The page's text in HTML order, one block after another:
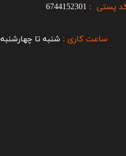
ساعت کاری : شنبه تا چهارشنبه 8 صبح تا 5 عصر
پستی : 6744152301